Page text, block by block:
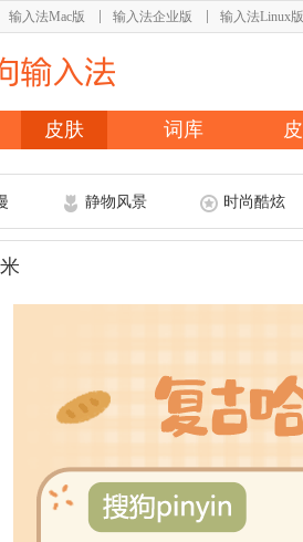
输入法Mac版 输入法企业版 输入法Linux版
皮肤 词库
静物风景 时尚酷炫